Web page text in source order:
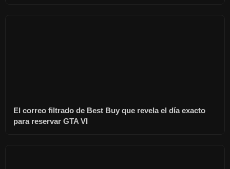
El correo filtrado de Best Buy que revela el día exacto
para reservar GTA VI